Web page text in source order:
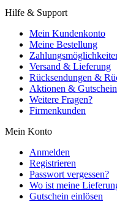
Hilfe & Support
Mein Kundenkonto
Meine Bestellung
Versand & Lieferung
Rücksendungen &
Aktionen &
Weitere Fragen?
Firmenkunden
Mein Konto
Anmelden
Registrieren
Passwort vergessen?
Wo ist meine
Gutschein einlösen